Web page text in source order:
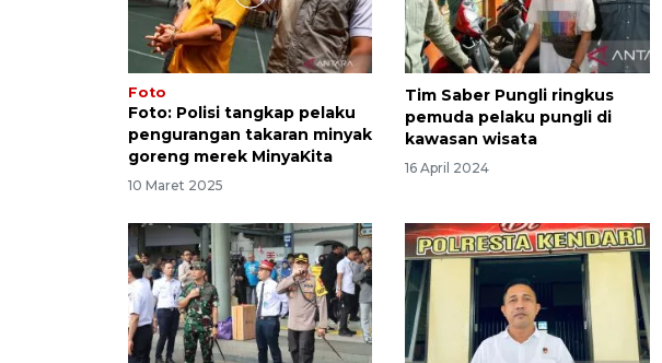
Foto
Foto: Polisi tangkap pelaku
pengurangan takaran minyak
goreng merek MinyaKita
10 Maret 2025
Tim Saber Pungli ringkus
pemuda pelaku pungli di
kawasan wisata
16 April 2024